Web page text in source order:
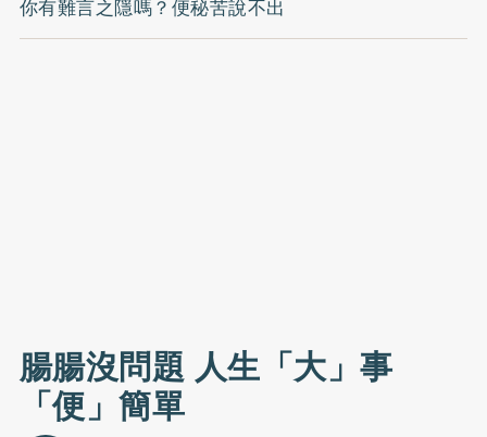
你有難言之隱嗎？便秘苦說不出
腸腸沒問題 人生「大」事
「便」簡單